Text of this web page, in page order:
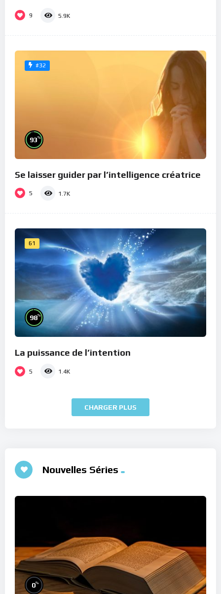
9 5.9K
#32
93%
Se laisser guider par l’intelligence créatrice
5 1.7K
61
98%
La puissance de l’intention
5 1.4K
CHARGER PLUS
Nouvelles Séries
0%